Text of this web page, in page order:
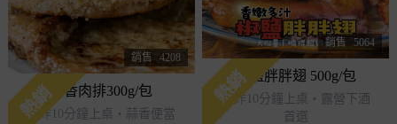
銷售 4208
熱銷蒜香肉排300g/包
氣炸10分鐘上桌・蒜香便當
銷售 5064
熱銷椒鹽胖胖翅 500g/包
氣炸10分鐘上桌・露營下酒
首選